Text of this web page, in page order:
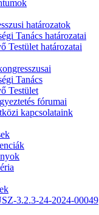
határozatok
Tanács határozatai
Testület határozatai
Tanács
Testület
fórumai
kapcsolataink
3.2.3-24-2024-00049